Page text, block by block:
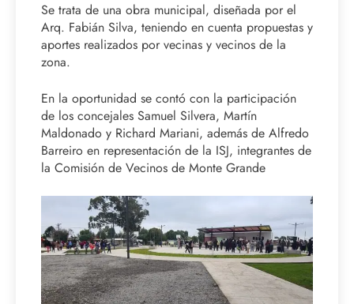
Se trata de una obra municipal, diseñada por el
Arq. Fabián Silva, teniendo en cuenta propuestas y
aportes realizados por vecinas y vecinos de la
zona.
En la oportunidad se contó con la participación
de los concejales Samuel Silvera, Martín
Maldonado y Richard Mariani, además de Alfredo
Barreiro en representación de la ISJ, integrantes de
la Comisión de Vecinos de Monte Grande